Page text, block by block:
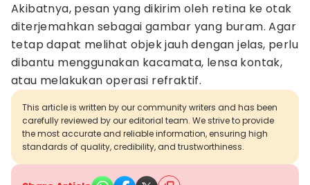
Akibatnya, pesan yang dikirim oleh retina ke otak
diterjemahkan sebagai gambar yang buram. Agar
tetap dapat melihat objek jauh dengan jelas, perlu
dibantu menggunakan kacamata, lensa kontak,
atau melakukan operasi refraktif.
This article is written by our community writers and has been
carefully reviewed by our editorial team. We strive to provide
the most accurate and reliable information, ensuring high
standards of quality, credibility, and trustworthiness.